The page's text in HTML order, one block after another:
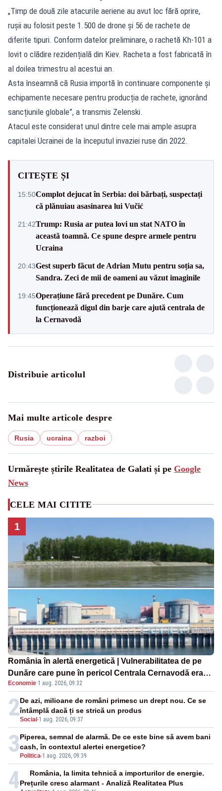
„Timp de două zile atacurile aeriene au avut loc fără oprire,
rușii au folosit peste 1.500 de drone și 56 de rachete de
diferite tipuri. Conform datelor preliminare, o rachetă Kh-101 a
lovit o clădire rezidențială din Kiev. Racheta a fost fabricată în
al doilea trimestru al acestui an.
Asta înseamnă că Rusia importă în continuare componente și
echipamente necesare pentru producția de rachete, ignorând
sancțiunile globale”, a transmis Zelenski.
Atacul este considerat unul dintre cele mai ample asupra
capitalei Ucrainei de la începutul invaziei ruse din 2022.
CITEȘTE ȘI
15:50Complot dejucat în Serbia: doi bărbați, suspectați
că plănuiau asasinarea lui Vučić
21:42Trump: Rusia ar putea lovi un stat NATO în
această toamnă. Ce spune despre armele pentru
Ucraina
20:43Gest superb făcut de Adrian Mutu pentru soția sa,
Sandra. Zeci de mii de oameni au văzut imaginile
19:45Operațiune fără precedent pe Dunăre. Cum
funcționează digul din barje care ajută centrala de
la Cernavodă
Distribuie articolul
Mai multe articole despre
Rusia ucraina razboi
Urmărește știrile Realitatea de Galati și pe Google
News
CELE MAI CITITE
1
România în alertă energetică | Vulnerabilitatea de pe
Dunăre care pune în pericol Centrala Cernavodă era
cunoscută de pe vremea lui Ceaușescu
Economie·1 aug. 2026, 09:32
2Social -1 aug. 2026, 09:37
De azi, milioane de români primesc un drept nou. Ce se
întâmplă dacă ți se strică un produs
3 Politica-1 aug. 2026, 09:39
Piperea, semnal de alarmă. De ce este bine să avem bani
cash, în contextul alertei energetice?
4
România, la limita tehnică a importurilor de energie.
Prețurile cresc alarmant - Analiză Realitatea Plus